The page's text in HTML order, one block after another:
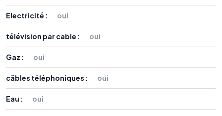
Electricité : oui
télévision par cable : oui
Gaz : oui
câbles téléphoniques : oui
Eau : oui